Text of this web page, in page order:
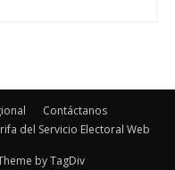
Contáctanos
del Servicio Electoral Web
by TagDiv